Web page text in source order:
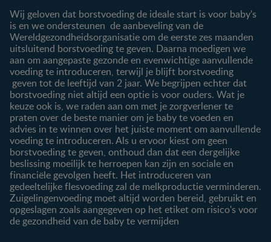
Over ons
Contact
Inloggen / inschrijven
Producten
Onze producten
Wij geloven dat borstvoeding de ideale start is voor baby's
is en we ondersteunen de aanbeveling van de
Wereldgezondheidsorganisatie om de eerste zes maanden
uitsluitend borstvoeding te geven. Daarna moedigen we
aan om aangepaste gezonde en evenwichtige aanvullende
voeding te introduceren, terwijl je blijft borstvoeding
geven tot de leeftijd van 2 jaar. We begrijpen echter dat
borstvoeding niet altijd een optie is voor ouders. Wat je
keuze ook is, we raden aan om met je zorgverlener te
praten over de beste manier om je baby te voeden en
advies in te winnen over het juiste moment om aanvullende
voeding te introduceren. Als u ervoor kiest om geen
borstvoeding te geven, onthoud dan dat een dergelijke
beslissing moeilijk te herroepen kan zijn en sociale en
financiële gevolgen heeft. Het introduceren van
gedeeltelijke flesvoeding zal de melkproductie verminderen.
Zuigelingenvoeding moet altijd worden bereid, gebruikt en
opgeslagen zoals aangegeven op het etiket om risico's voor
de gezondheid van de baby te vermijden